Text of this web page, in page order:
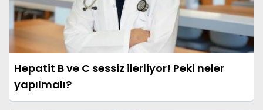
Hepatit B ve C sessiz ilerliyor! Peki neler
yapılmalı?